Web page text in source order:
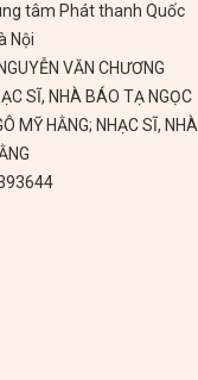
tâm Phát thanh Quốc
Nội
VĂN CHƯƠNG
SĨ, NHÀ BÁO TẠ NGỌC
MỸ HẰNG; NHẠC SĨ, NHÀ